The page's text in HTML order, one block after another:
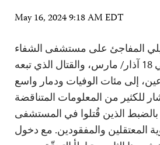
May 16, 2024 9:18 AM EDT
المفاجئ على مستشفى الشفاء
في شمال غزة في 18 آذار/ مارس، والقتال الذي تبعه
إلى مئات الوفيات ودمار واسع
للكثير من المعلومات المتناقضة
الذين قُتلوا في المستشفى
المعتقلين والمفقودين. مع دخول